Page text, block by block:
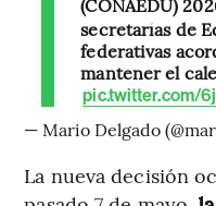
secretarías de
federativas
mantener el
pic.twitter.com/
— Mario Delgado
La nueva decisión